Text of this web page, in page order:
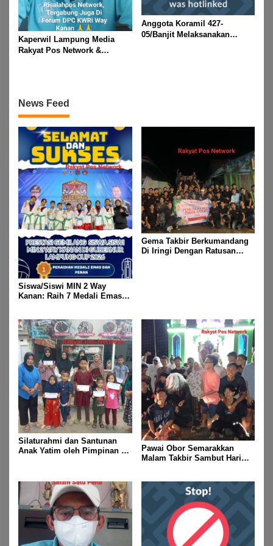
Kaperwil Lampung Media
Rakyat Pos Network &
Raya Idul Fitri 1447 Hijriah-
2026 M
Anggota Koramil 427-
05/Banjit Melaksanakan
News Feed
Siswa/Siswi MIN 2 Way
Kanan: Raih 7 Medali Emas
Taekwondo Championship
2026
Gema Takbir Berkumandang
Di Iringi Dengan Ratusan
Silaturahmi dan Santunan
Anak Yatim oleh Pimpinan PT
Pawai Obor Semarakkan
Malam Takbir Sambut Hari
Asam, Kecamatan Banjit